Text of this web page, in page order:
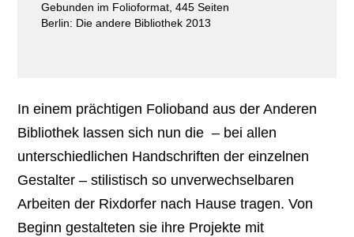
Gebunden im Folioformat, 445 Seiten
Berlin: Die andere Bibliothek 2013
In einem prächtigen Folioband aus der Anderen
Bibliothek lassen sich nun die – bei allen
unterschiedlichen Handschriften der einzelnen
Gestalter – stilistisch so unverwechselbaren
Arbeiten der Rixdorfer nach Hause tragen. Von
Beginn gestalteten sie ihre Projekte mit